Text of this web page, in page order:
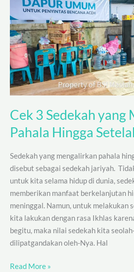
Cek 3 Sedekah yang
Pahala Hingga
Sedekah yang mengalirkan pahala
disebut sebagai sedekah jariyah.
untuk kita selama hidup di dunia,
memberikan manfaat berkelanjutan
meninggal. Namun, untuk melakukan
kita lakukan dengan rasa Ikhlas
begitu, maka nilai sedekah kita
dilipatgandakan oleh-Nya. Hal
Sedekah
yang
Mengalirkan
Pahala
Hingga
Setelah
Wafat
Read More »